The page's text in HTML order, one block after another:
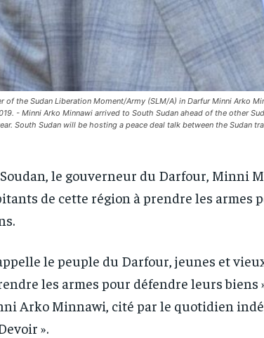
of the Sudan Liberation Moment/Army (SLM/A) in Darfur Minni Arko
- Minni Arko Minnawi arrived to South Sudan ahead of the other
South Sudan will be hosting a peace deal talk between the Sudan
le gouverneur du Darfour, Minni
de cette région à prendre les armes
le peuple du Darfour, jeunes et
les armes pour défendre leurs biens
Arko Minnawi, cité par le quotidien
».